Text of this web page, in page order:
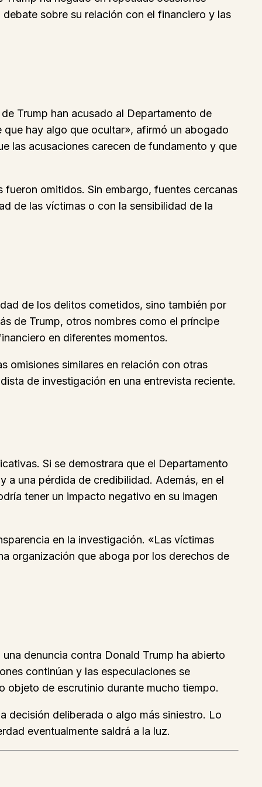
sobre su relación con el financiero y las
Trump han acusado al Departamento de
hay algo que ocultar», afirmó un abogado
las acusaciones carecen de fundamento y que
omitidos. Sin embargo, fuentes cercanas
de las víctimas o con la sensibilidad de la
de los delitos cometidos, sino también por
de Trump, otros nombres como el príncipe
en diferentes momentos.
omisiones similares en relación con otras
de investigación en una entrevista reciente.
Si se demostrara que el Departamento
a una pérdida de credibilidad. Además, en el
tener un impacto negativo en su imagen
en la investigación. «Las víctimas
organización que aboga por los derechos de
denuncia contra Donald Trump ha abierto
continúan y las especulaciones se
objeto de escrutinio durante mucho tiempo.
decisión deliberada o algo más siniestro. Lo
eventualmente saldrá a la luz.